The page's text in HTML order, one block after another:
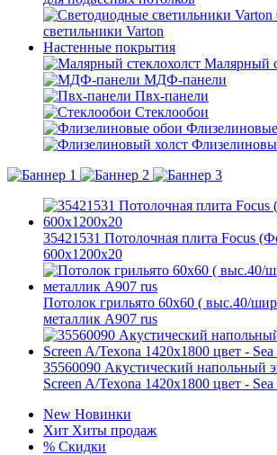
светильники Varton
Настенные покрытия
Малярный
МДФ-панели
Пвх-панели
Стеклообои
35421531 Потолочная плита Focus
600x1200x20
Потолок грильято 60х60 ( выс.40/
металлик А907 rus
35560090 Акустический напольный
Screen A/Texona 1420x1800 цвет - Sea
New Новинки
Хит Хиты продаж
% Скидки